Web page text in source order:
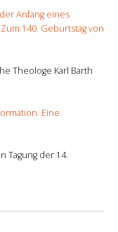
Anfang eines
140. Geburtstag von
Theologe Karl Barth
Eine
Tagung der 14.